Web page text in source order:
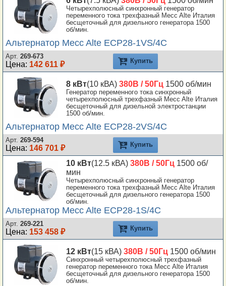
SAE0 14
SAE0 18
SAE00 18
SAE00 21
Lombardini Std
Четырехполюсный синхронный генератор
переменного тока трехфазный Mecc Alte Италия
бесщеточный для дизельного генератора 1500
об/мин.
Альтернатор Mecc Alte ECP28-1VS/4C
Арт. 269-673
Цена: 142 611 ₽ Купить
8 кВт(10 кВА) 380В / 50Гц 1500 об/мин
Генератор переменного тока синхронный
четырехполюсный трехфазный Mecc Alte Италия
бесщеточный для дизельной электростанции
1500 об/мин.
Альтернатор Mecc Alte ECP28-2VS/4C
Арт. 269-594
Цена: 146 701 ₽ Купить
10 кВт(12.5 кВА) 380В / 50Гц 1500 об/
мин
Четырехполюсный синхронный генератор
переменного тока трехфазный Mecc Alte Италия
бесщеточный для дизельного генератора 1500
об/мин.
Альтернатор Mecc Alte ECP28-1S/4C
Арт. 269-221
Цена: 153 458 ₽ Купить
12 кВт(15 кВА) 380В / 50Гц 1500 об/мин
Синхронный четырехполюсный трехфазный
генератор переменного тока Mecc Alte Италия
бесщеточный для дизельного генератора 1500
об/мин.